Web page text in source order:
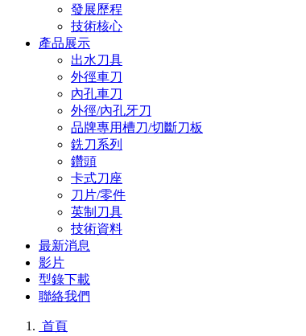
發展歷程
技術核心
產品展示
出水刀具
外徑車刀
內孔車刀
外徑/內孔牙刀
品牌專用槽刀/切斷刀板
銑刀系列
鑽頭
卡式刀座
刀片/零件
英制刀具
技術資料
最新消息
影片
型錄下載
聯絡我們
首頁